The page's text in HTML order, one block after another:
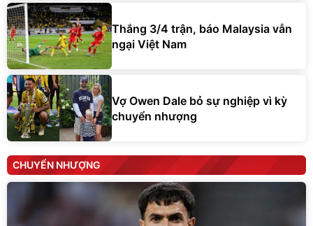
Thắng 3/4 trận, báo Malaysia vẫn
ngại Việt Nam
Vợ Owen Dale bỏ sự nghiệp vì kỳ
chuyển nhượng
CHUYỂN NHƯỢNG